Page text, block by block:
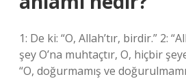
1: De ki: “O, Allah’tır, birdir.” 2:
şey O’na muhtaçtır, O, hiçbir
“O, doğurmamış ve